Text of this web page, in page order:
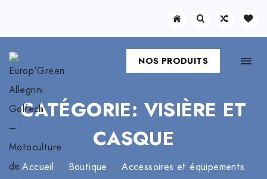
NOS PRODUITS
CATÉGORIE: VISIÈRE ET
CASQUE
Accueil Boutique
Accessoires et équipements